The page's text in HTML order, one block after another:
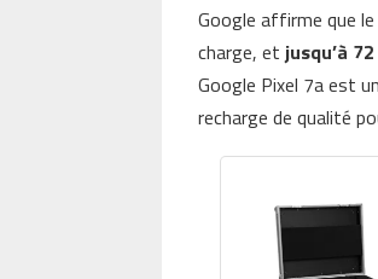
Google affirme que
charge, etjusqu’à
Google Pixel 7a est
recharge de qualité